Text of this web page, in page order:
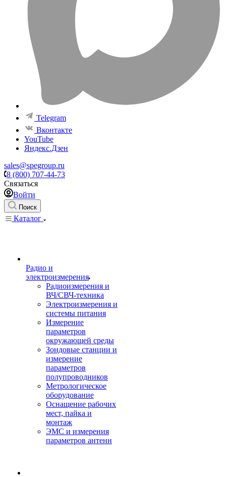
Telegram
Вконтакте
YouTube
Яндекс.Дзен
sales@spegroup.ru
8 (800) 707-44-73
Связаться
Войти
Поиск
Каталог
Радио и
электроизмерения
Радиоизмерения и
ВЧ/СВЧ-техника
Электроизмерения и
системы питания
Измерение
параметров
окружающей среды
Зондовые станции и
измерение
параметров
полупроводников
Метрологическое
оборудование
Оснащение рабочих
мест, пайка и
монтаж
ЭМС и измерения
параметров антенн